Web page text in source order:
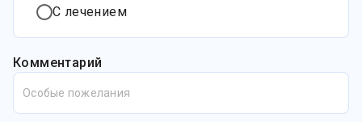
С лечением
Комментарий
Особые пожелания